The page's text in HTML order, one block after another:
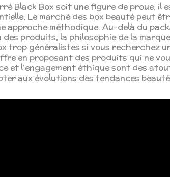
Black Box soit une figure de proue,
Le marché des box beauté peut
approche méthodique. Au-delà du
produits, la philosophie de la
trop généralistes si vous recherchez
en proposant des produits qui ne
et l’engagement éthique sont des
aux évolutions des tendances